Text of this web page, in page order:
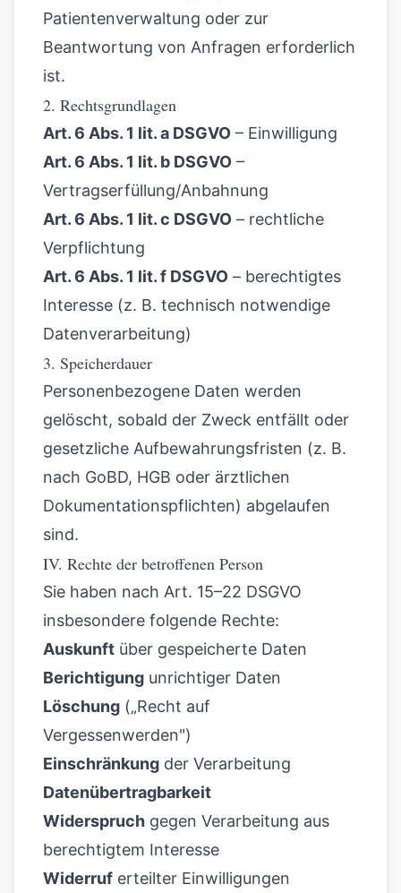
Patientenverwaltung oder zur
Beantwortung von Anfragen erforderlich
ist.
2. Rechtsgrundlagen
Art. 6 Abs. 1 lit. a DSGVO – Einwilligung
Art. 6 Abs. 1 lit. b DSGVO –
Vertragserfüllung/Anbahnung
Art. 6 Abs. 1 lit. c DSGVO – rechtliche
Verpflichtung
Art. 6 Abs. 1 lit. f DSGVO – berechtigtes
Interesse (z. B. technisch notwendige
Datenverarbeitung)
3. Speicherdauer
Personenbezogene Daten werden
gelöscht, sobald der Zweck entfällt oder
gesetzliche Aufbewahrungsfristen (z. B.
nach GoBD, HGB oder ärztlichen
Dokumentationspflichten) abgelaufen
sind.
IV. Rechte der betroffenen Person
Sie haben nach Art. 15–22 DSGVO
insbesondere folgende Rechte:
Auskunft über gespeicherte Daten
Berichtigung unrichtiger Daten
Löschung („Recht auf
Vergessenwerden")
Einschränkung der Verarbeitung
Datenübertragbarkeit
Widerspruch gegen Verarbeitung aus
berechtigtem Interesse
Widerruf erteilter Einwilligungen